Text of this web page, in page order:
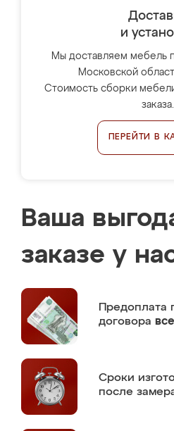
и
Мы доставляем мебель
Московской
Стоимость сборки
заказа.
ПЕРЕЙТИ В
Ваша
заказе у
Предоплата
договора
Сроки
после